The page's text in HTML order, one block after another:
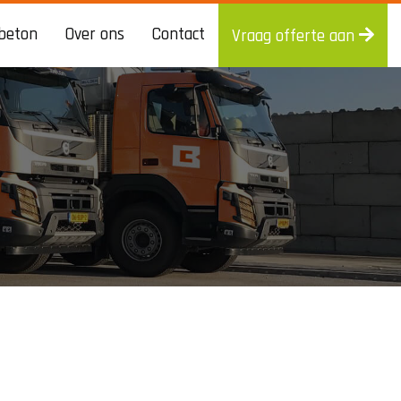
Over ons Contact Vraag offerte aan